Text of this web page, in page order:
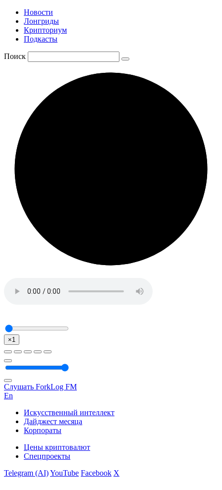
Новости
Лонгриды
Крипториум
Подкасты
Поиск
×1
Слушать ForkLog FM
En
Искусственный интеллект
Дайджест месяца
Корпораты
Цены криптовалют
Спецпроекты
Telegram (AI)YouTube Facebook X